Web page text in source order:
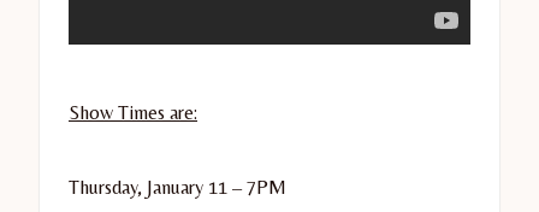
Show Times are:
Thursday, January 11 –7PM